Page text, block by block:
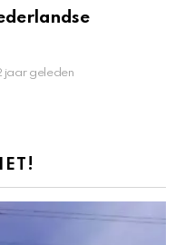
jaar geleden